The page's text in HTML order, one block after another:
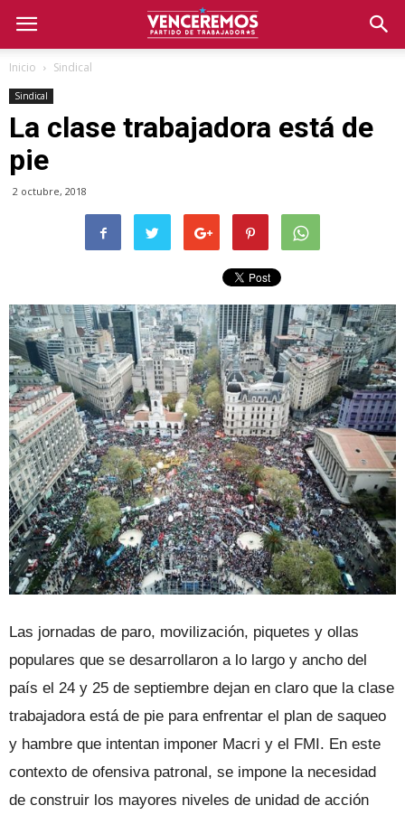
Inicio Sindical
Sindical
La clase trabajadora está de
pie
2 octubre, 2018
Las jornadas de paro, movilización, piquetes y ollas
populares que se desarrollaron a lo largo y ancho del
país el 24 y 25 de septiembre dejan en claro que la clase
trabajadora está de pie para enfrentar el plan de saqueo
y hambre que intentan imponer Macri y el FMI. En este
contexto de ofensiva patronal, se impone la necesidad
de construir los mayores niveles de unidad de acción